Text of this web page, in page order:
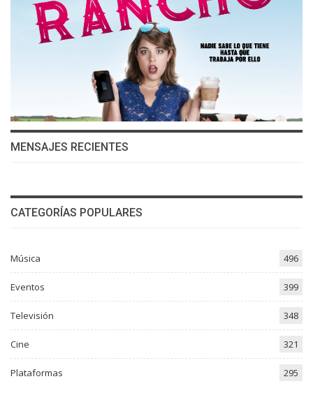
MENSAJES RECIENTES
CATEGORÍAS POPULARES
Música 496
Eventos 399
Televisión 348
Cine 321
Plataformas 295